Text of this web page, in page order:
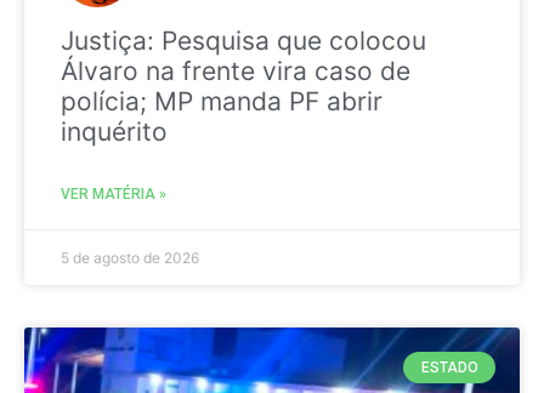
Justiça: Pesquisa que colocou
Álvaro na frente vira caso de
polícia; MP manda PF abrir
inquérito
VER MATÉRIA »
5 de agosto de 2026
ESTADO